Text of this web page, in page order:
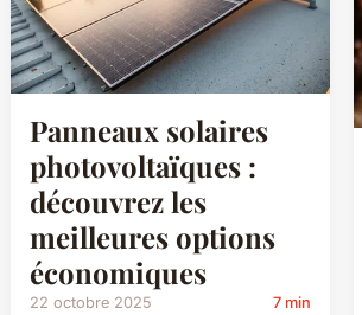
Panneaux solaires
photovoltaïques :
découvrez les
meilleures options
économiques
22 octobre 2025 7 min